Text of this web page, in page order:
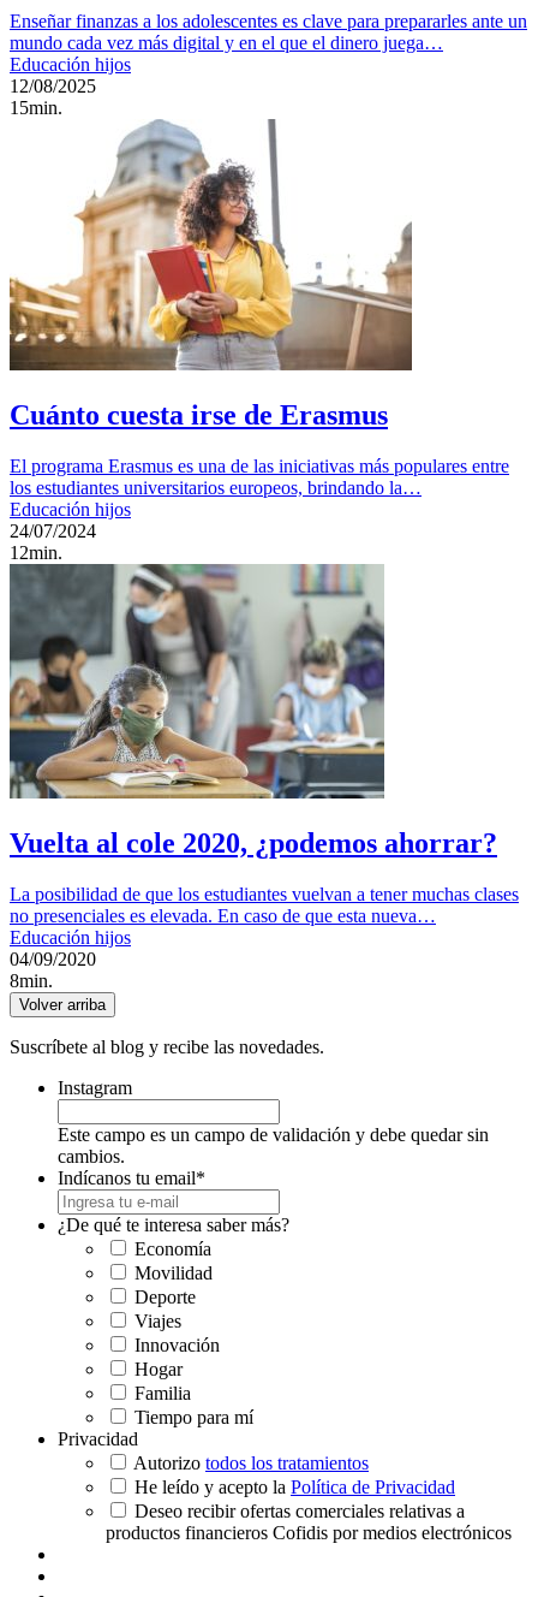
Enseñar finanzas a los adolescentes es clave para prepararles ante un
mundo cada vez más digital y en el que el dinero juega…
Educación hijos
12/08/2025
15min.
Cuánto cuesta irse de Erasmus
El programa Erasmus es una de las iniciativas más populares entre
los estudiantes universitarios europeos, brindando la…
Educación hijos
24/07/2024
12min.
Vuelta al cole 2020, ¿podemos ahorrar?
La posibilidad de que los estudiantes vuelvan a tener muchas clases
no presenciales es elevada. En caso de que esta nueva…
Educación hijos
04/09/2020
8min.
Volver arriba
Suscríbete al blog y recibe las novedades.
Instagram
Este campo es un campo de validación y debe quedar sin
cambios.
Indícanos tu email*
¿De qué te interesa saber más?
Economía
Movilidad
Deporte
Viajes
Innovación
Hogar
Familia
Tiempo para mí
Privacidad
Autorizo todos los tratamientos
He leído y acepto la Política de Privacidad
Deseo recibir ofertas comerciales relativas a
productos financieros Cofidis por medios electrónicos